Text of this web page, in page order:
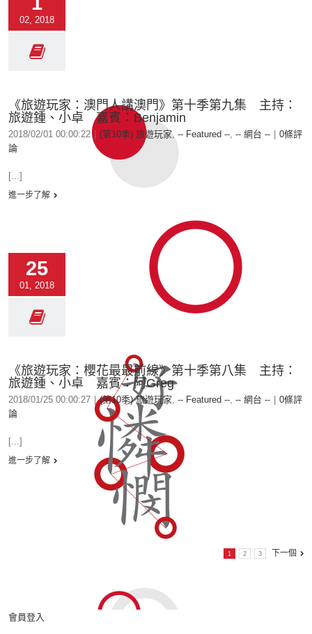
02, 2018
《旅遊玩家：澳門人講澳門》第十季第九集 主持：
旅遊鍾、小卓 嘉賓：Benjamin
2018/02/01 00:00:22 (第10季) 旅遊玩家, -- Featured --, -- 網台 --
0條評
論
[...]
進一步了解
25
01, 2018
《旅遊玩家：櫻花最最前線》第十季第八集 主持：
旅遊鍾、小卓 嘉賓：阿Greg
2018/01/25 00:00:27 (第10季) 旅遊玩家, -- Featured --, -- 網台 --
0條評
論
[...]
進一步了解
1 2 3 下一個
會員登入